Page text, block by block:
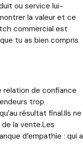
ou service lui-
la valeur et ce
commercial est
tu as bien compris
relation de confiance
trop
résultat final.Ils ne
la vente.Les
d’empathie : qui a